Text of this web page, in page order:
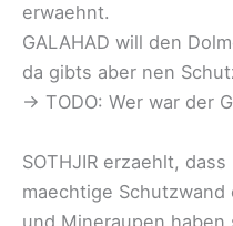
erwaehnt.
GALAHAD will den
da gibts aber nen
-> TODO: Wer war der
SOTHJIR erzaehlt,
maechtige
und Mineraupen haben